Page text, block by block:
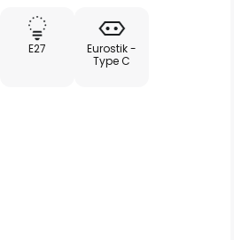
E27
Eurostik -
Type C